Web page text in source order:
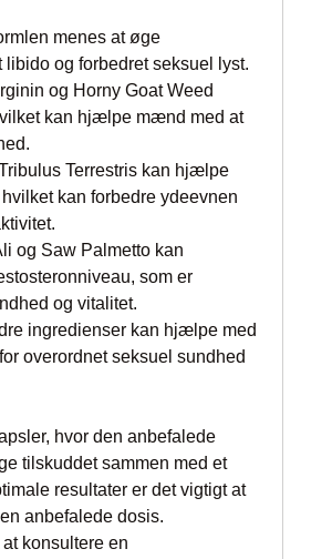
menes at øge
og forbedret seksuel lyst.
og Horny Goat Weed
kan hjælpe mænd med at
Terrestris kan hjælpe
kan forbedre ydeevnen
og Saw Palmetto kan
som er
og vitalitet.
ingredienser kan hjælpe med
overordnet seksuel sundhed
hvor den anbefalede
tilskuddet sammen med et
resultater er det vigtigt at
anbefalede dosis.
konsultere en